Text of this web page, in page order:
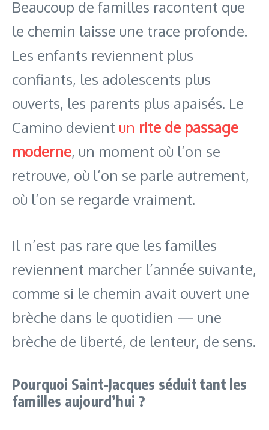
Beaucoup de familles racontent que
le chemin laisse une trace profonde.
Les enfants reviennent plus
confiants, les adolescents plus
ouverts, les parents plus apaisés. Le
Camino devient un rite de passage
moderne, un moment où l’on se
retrouve, où l’on se parle autrement,
où l’on se regarde vraiment.
Il n’est pas rare que les familles
reviennent marcher l’année suivante,
comme si le chemin avait ouvert une
brèche dans le quotidien — une
brèche de liberté, de lenteur, de sens.
Pourquoi Saint‑Jacques séduit tant les
familles aujourd’hui ?